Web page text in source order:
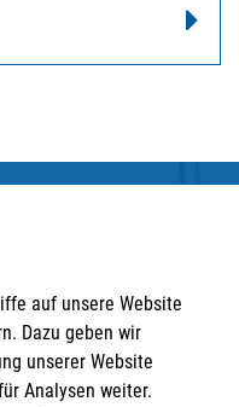
auf unsere Website
Dazu geben wir
unserer Website
Analysen weiter.